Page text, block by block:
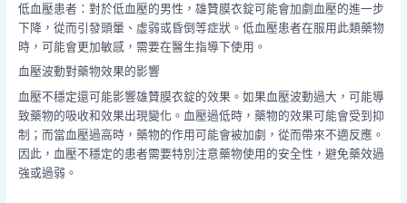
低血壓患者：對於低血壓的男性，雄贊膜衣錠可能會加劇血壓的進一步
下降，從而引發頭暈、虛弱或昏倒等症狀。低血壓患者在服用此類藥物
時，可能會更加敏感，需要在醫生指導下使用。
血壓波動對藥物效果的影響
血壓不穩定還可能影響雄贊膜衣錠的效果。如果血壓波動過大，可能導
致藥物的吸收和效果出現變化。血壓過低時，藥物的效果可能會受到抑
制；而當血壓過高時，藥物的作用可能會被加劇，從而帶來不適反應。
因此，血壓不穩定的患者需要特別注意藥物使用的安全性，避免藥效過
強或過弱。